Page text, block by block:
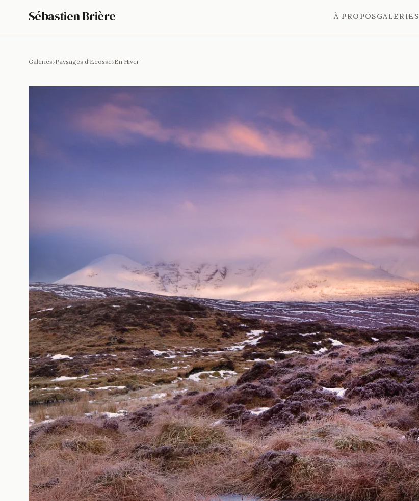
Sébastien Brière À PROPOSGALERIES
Galeries›Paysages d'Ecosse›En Hiver